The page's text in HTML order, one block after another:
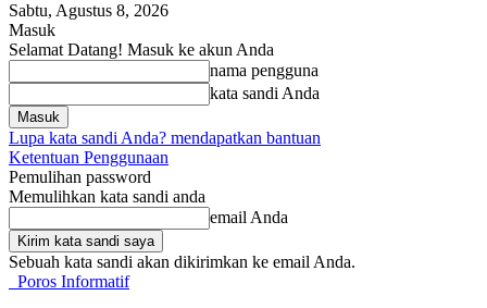
Sabtu, Agustus 8, 2026
Masuk
Selamat Datang! Masuk ke akun Anda
nama pengguna
kata sandi Anda
Lupa kata sandi Anda? mendapatkan bantuan
Ketentuan Penggunaan
Pemulihan password
Memulihkan kata sandi anda
email Anda
Sebuah kata sandi akan dikirimkan ke email Anda.
Poros Informatif